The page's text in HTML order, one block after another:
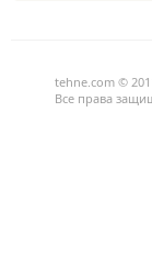
tehne.com ©
Все права